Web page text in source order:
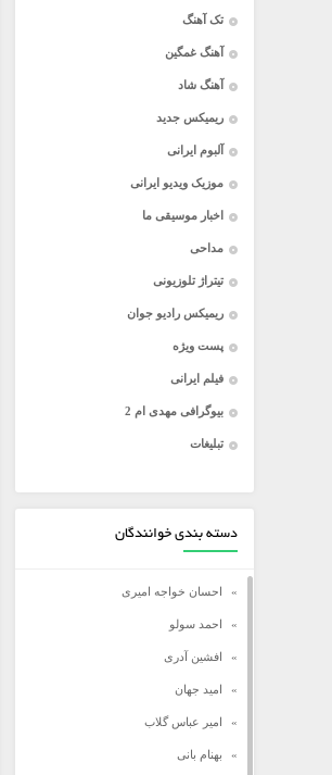
تک آهنگ
آهنگ غمگین
آهنگ شاد
ریمیکس جدید
آلبوم ایرانی
موزیک ویدیو ایرانی
اخبار موسیقی ما
مداحی
تیتراژ تلوزیونی
ریمیکس رادیو جوان
پست ویژه
فیلم ایرانی
بیوگرافی مهدی ام 2
تبلیغات
دسته بندی خوانندگان
احسان خواجه امیری
احمد سولو
افشین آدری
امید جهان
امیر عباس گلاب
بهنام بانی